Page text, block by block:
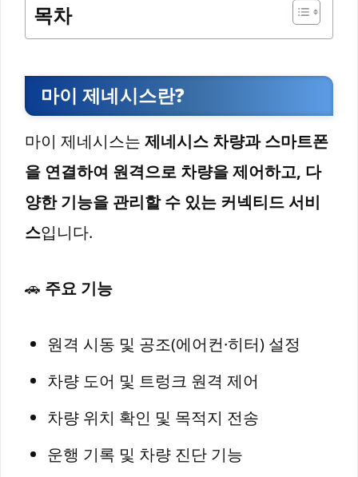
목차
마이 제네시스란?
마이 제네시스는 제네시스 차량과 스마트폰
을 연결하여 원격으로 차량을 제어하고, 다
양한 기능을 관리할 수 있는 커넥티드 서비
스입니다.
🚗 주요 기능
원격 시동 및 공조(에어컨·히터) 설정
차량 도어 및 트렁크 원격 제어
차량 위치 확인 및 목적지 전송
운행 기록 및 차량 진단 기능